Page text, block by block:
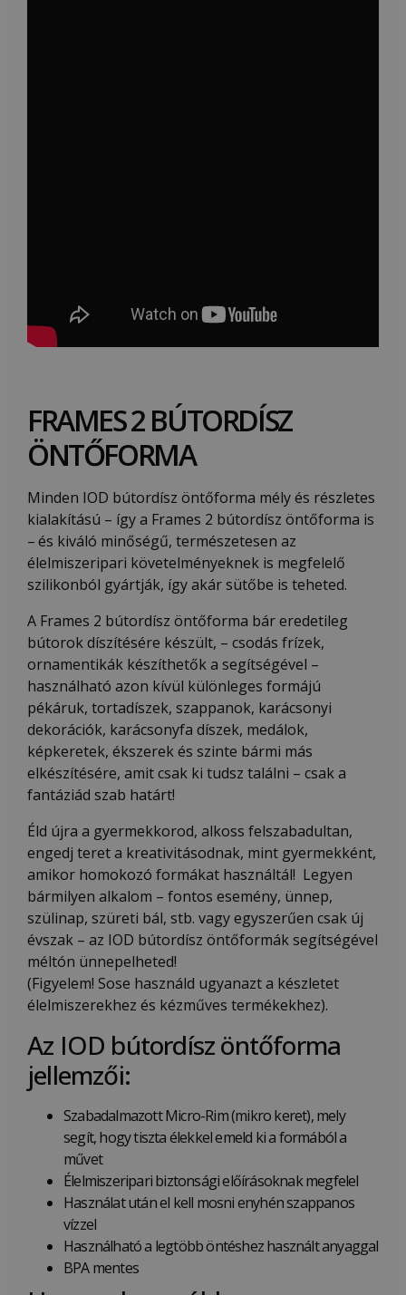
FRAMES 2 BÚTORDÍSZ
ÖNTŐFORMA
Minden IOD bútordísz öntőforma mély és részletes
kialakítású – így a Frames 2 bútordísz öntőforma is
–és kiváló minőségű, természetesen az
élelmiszeripari követelményeknek is megfelelő
szilikonból gyártják, így akár sütőbe is teheted.
A Frames 2 bútordísz öntőforma bár eredetileg
bútorok díszítésére készült, – csodás frízek,
ornamentikák készíthetők a segítségével –
használható azon kívül különleges formájú
pékáruk, tortadíszek, szappanok, karácsonyi
dekorációk, karácsonyfa díszek, medálok,
képkeretek, ékszerek és szinte bármi más
elkészítésére, amit csak ki tudsz találni – csak a
fantáziád szab határt!
Éld újra a gyermekkorod, alkoss felszabadultan,
engedj teret a kreativitásodnak, mint gyermekként,
amikor homokozó formákat használtál! Legyen
bármilyen alkalom – fontos esemény, ünnep,
szülinap, szüreti bál, stb. vagy egyszerűen csak új
évszak – az IOD bútordísz öntőformák segítségével
méltón ünnepelheted!
(Figyelem! Sose használd ugyanazt a készletet
élelmiszerekhez és kézműves termékekhez).
Az IOD bútordísz öntőforma
jellemzői:
Szabadalmazott Micro-Rim (mikro keret), mely
segít, hogy tiszta élekkel emeld ki a formából a
művet
Élelmiszeripari biztonsági előírásoknak megfelel
Használat után el kell mosni enyhén szappanos
vízzel
Használható a legtöbb öntéshez használt anyaggal
BPA mentes